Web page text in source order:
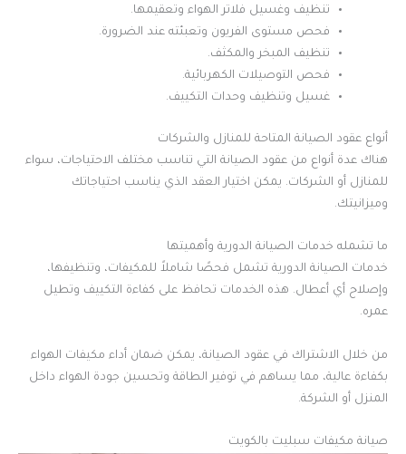
تنظيف وغسيل فلاتر الهواء وتعقيمها.
فحص مستوى الفريون وتعبئته عند الضرورة.
تنظيف المبخر والمكثف.
فحص التوصيلات الكهربائية.
غسيل وتنظيف وحدات التكييف.
أنواع عقود الصيانة المتاحة للمنازل والشركات
هناك عدة أنواع من عقود الصيانة التي تناسب مختلف الاحتياجات، سواء
للمنازل أو الشركات. يمكن اختيار العقد الذي يناسب احتياجاتك
وميزانيتك.
ما تشمله خدمات الصيانة الدورية وأهميتها
خدمات الصيانة الدورية تشمل فحصًا شاملاً للمكيفات، وتنظيفها،
وإصلاح أي أعطال. هذه الخدمات تحافظ على كفاءة التكييف وتطيل
عمره.
من خلال الاشتراك في عقود الصيانة، يمكن ضمان أداء مكيفات الهواء
بكفاءة عالية، مما يساهم في توفير الطاقة وتحسين جودة الهواء داخل
المنزل أو الشركة.
صيانة مكيفات سبليت بالكويت